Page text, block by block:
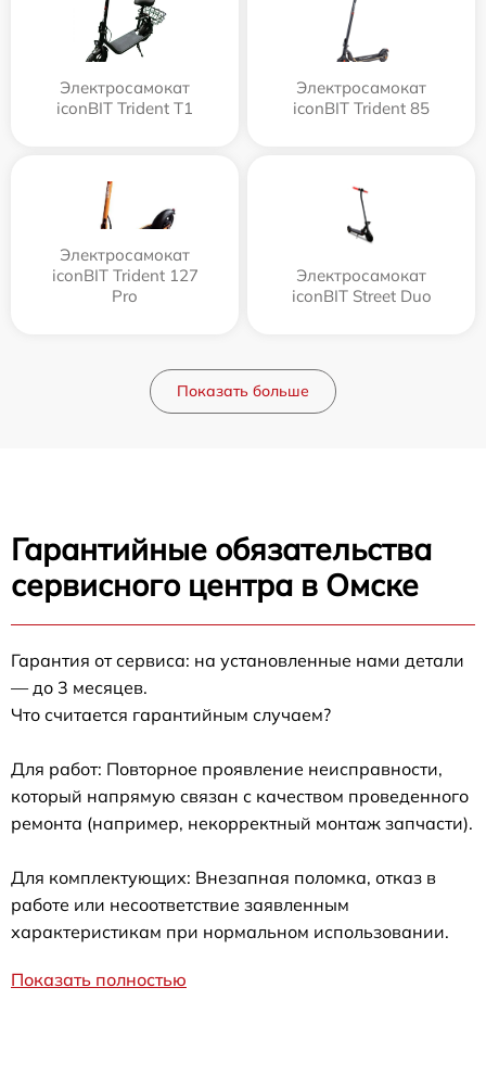
Электросамокат
iconBIT Trident T1
Электросамокат
iconBIT Trident 85
Электросамокат
iconBIT Trident 127
Pro
Электросамокат
iconBIT Street Duo
Показать больше
Гарантийные обязательства
сервисного центра в Омске
Гарантия от сервиса: на установленные нами детали
— до 3 месяцев.
Что считается гарантийным случаем?
Для работ: Повторное проявление неисправности,
который напрямую связан с качеством проведенного
ремонта (например, некорректный монтаж запчасти).
Для комплектующих: Внезапная поломка, отказ в
работе или несоответствие заявленным
характеристикам при нормальном использовании.
Показать полностью